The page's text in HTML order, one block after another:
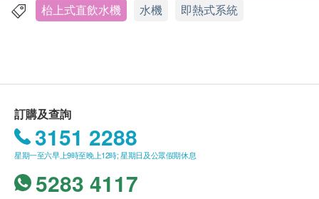
何臨時更改的送貨地址。
界的一般地區。
送貨服務不適用於偏遠地區 (例如: 禁區) 、離島、
愉景灣、流浮山、馬灣 (東涌市鎮除外)等地區及某
些偏遠區域或屈臣氏蒸餾水車輛難以到達之地方。
枱上式直飲水機 水機 即熱式系統
訂購及查詢
3151 2288
星期一至六早上9時至晚上12時; 星期日及公眾假期休息
5283 4117